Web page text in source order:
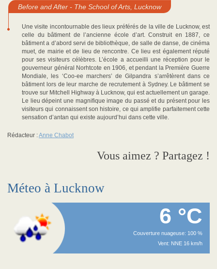
Before and After - The School of Arts, Lucknow
Une visite incontournable des lieux préférés de la ville de Lucknow, est
celle du bâtiment de l’ancienne école d’art. Construit en 1887, ce
bâtiment a d’abord servi de bibliothèque, de salle de danse, de cinéma
muet, de mairie et de lieu de rencontre. Ce lieu est également réputé
pour ses visiteurs célèbres. L’école a accueilli une réception pour le
gouverneur général Norhtcote en 1906, et pendant la Première Guerre
Mondiale, les ‘Coo-ee marchers’ de Gilpandra s’arrêtèrent dans ce
bâtiment lors de leur marche de recrutement à Sydney. Le bâtiment se
trouve sur Mitchell Highway à Lucknow, qui est actuellement un garage.
Le lieu dépeint une magnifique image du passé et du présent pour les
visiteurs qui connaissent son histoire, ce qui amplifie parfaitement cette
sensation d’antan qui existe aujourd’hui dans cette ville.
Rédacteur :Anne Chabot
Vous aimez ? Partagez !
Méteo à Lucknow
6 °C
Couverture nuageuse: 100 %
Vent: NNE 16 km/h